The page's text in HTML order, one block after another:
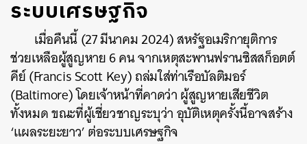
ระบบเศรษฐกิจ
เมื่อคืนนี้ (27 มีนาคม 2024) สหรัฐอเมริกายุติการ
ช่วยเหลือผู้สูญหาย 6 คน จากเหตุสะพานฟรานซิสสก็อตต์
คีย์ (Francis Scott Key) ถล่มใส่ท่าเรือบัลติมอร์
(Baltimore) โดยเจ้าหน้าที่คาดว่า ผู้สูญหายเสียชีวิต
ทั้งหมด ขณะที่ผู้เชี่ยวชาญระบุว่า อุบัติเหตุครั้งนี้อาจสร้าง
‘แผลระยะยาว’ ต่อระบบเศรษฐกิจ